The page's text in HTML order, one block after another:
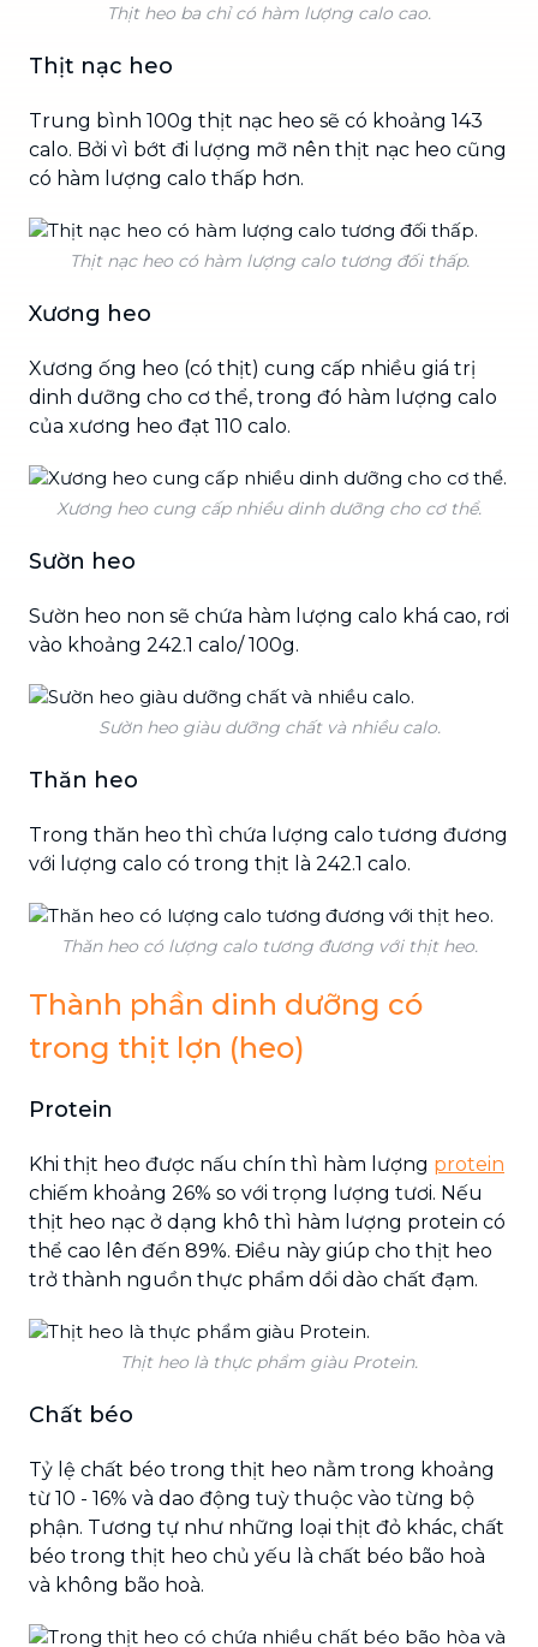
Thịt heo ba chỉ có hàm lượng calo cao.
Thịt nạc heo
Trung bình 100g thịt nạc heo sẽ có khoảng 143
calo. Bởi vì bớt đi lượng mỡ nên thịt nạc heo cũng
có hàm lượng calo thấp hơn.
Thịt nạc heo có hàm lượng calo tương đối thấp.
Xương heo
Xương ống heo (có thịt) cung cấp nhiều giá trị
dinh dưỡng cho cơ thể, trong đó hàm lượng calo
của xương heo đạt 110 calo.
Xương heo cung cấp nhiều dinh dưỡng cho cơ thể.
Sườn heo
Sườn heo non sẽ chứa hàm lượng calo khá cao, rơi
vào khoảng 242.1 calo/ 100g.
Sườn heo giàu dưỡng chất và nhiều calo.
Thăn heo
Trong thăn heo thì chứa lượng calo tương đương
với lượng calo có trong thịt là 242.1 calo.
Thăn heo có lượng calo tương đương với thịt heo.
Thành phần dinh dưỡng có
trong thịt lợn (heo)
Protein
Khi thịt heo được nấu chín thì hàm lượng protein
chiếm khoảng 26% so với trọng lượng tươi. Nếu
thịt heo nạc ở dạng khô thì hàm lượng protein có
thể cao lên đến 89%. Điều này giúp cho thịt heo
trở thành nguồn thực phẩm dồi dào chất đạm.
Thịt heo là thực phẩm giàu Protein.
Chất béo
Tỷ lệ chất béo trong thịt heo nằm trong khoảng
từ 10 - 16% và dao động tuỳ thuộc vào từng bộ
phận. Tương tự như những loại thịt đỏ khác, chất
béo trong thịt heo chủ yếu là chất béo bão hoà
và không bão hoà.